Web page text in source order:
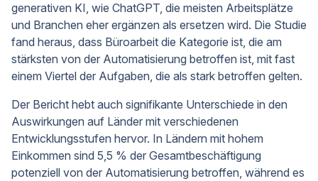
generativen KI, wie ChatGPT, die meisten Arbeitsplätze
und Branchen eher ergänzen als ersetzen wird. Die Studie
fand heraus, dass Büroarbeit die Kategorie ist, die am
stärksten von der Automatisierung betroffen ist, mit fast
einem Viertel der Aufgaben, die als stark betroffen gelten.
Der Bericht hebt auch signifikante Unterschiede in den
Auswirkungen auf Länder mit verschiedenen
Entwicklungsstufen hervor. In Ländern mit hohem
Einkommen sind 5,5 % der Gesamtbeschäftigung
potenziell von der Automatisierung betroffen, während es